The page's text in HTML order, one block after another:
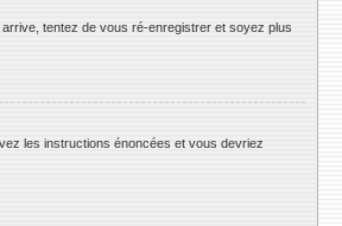
tentez de vous ré-enregistrer et soyez plus
les instructions énoncées et vous devriez